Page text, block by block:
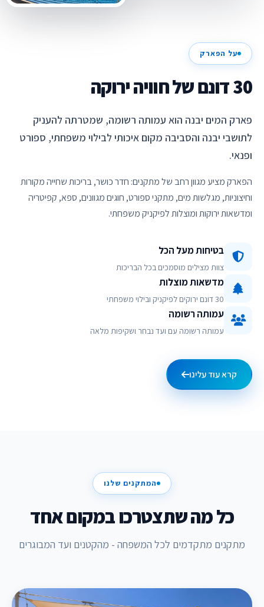
על הפארק
30 דונם של חוויה ירוקה
פארק המים יבנה הוא עמותה רשומה, שמטרתה להעניק
לתושבי יבנה והסביבה מקום איכותי לבילוי משפחתי, ספורט
ופנאי.
הפארק מציע מגוון רחב של מתקנים: חדר כושר, בריכות שחייה מקורות
וחיצוניות, מגלשות מים, מתקני ספורט, חוגים מגוונים, ספא, קפיטריה
ומדשאות ירוקות ומוצלות לפיקניק משפחתי.
בטיחות מעל הכל
צוות מצילים מוסמכים בכל הבריכות
מדשאות מוצלות
30 דונם ירוקים לפיקניק ובילוי משפחתי
עמותה רשומה
עמותה רשומה עם ועד נבחר ושקיפות מלאה
קרא עוד עלינו
המתקנים שלנו
כל מה שתצטרכו במקום אחד
מתקנים מתקדמים לכל המשפחה - מהקטנים ועד המבוגרים